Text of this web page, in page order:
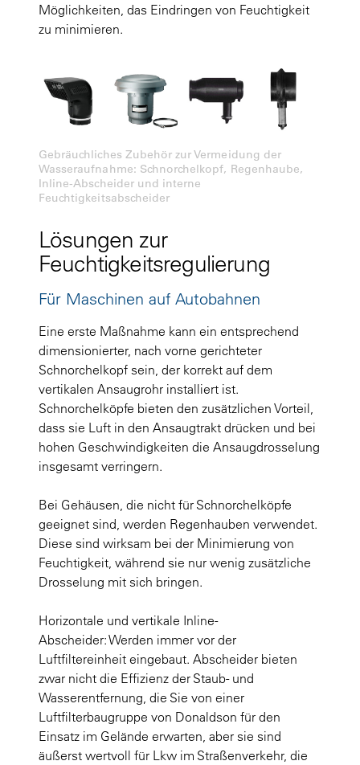
Möglichkeiten, das Eindringen von Feuchtigkeit
zu minimieren.
Gebräuchliches Zubehör zur Vermeidung der
Wasseraufnahme: Schnorchelkopf, Regenhaube,
Inline-Abscheider und interne
Feuchtigkeitsabscheider
Lösungen zur
Feuchtigkeitsregulierung
Für Maschinen auf Autobahnen
Eine erste Maßnahme kann ein entsprechend
dimensionierter, nach vorne gerichteter
Schnorchelkopf sein, der korrekt auf dem
vertikalen Ansaugrohr installiert ist.
Schnorchelköpfe bieten den zusätzlichen Vorteil,
dass sie Luft in den Ansaugtrakt drücken und bei
hohen Geschwindigkeiten die Ansaugdrosselung
insgesamt verringern.
Bei Gehäusen, die nicht für Schnorchelköpfe
geeignet sind, werden Regenhauben verwendet.
Diese sind wirksam bei der Minimierung von
Feuchtigkeit, während sie nur wenig zusätzliche
Drosselung mit sich bringen.
Horizontale und vertikale Inline-
Abscheider: Werden immer vor der
Luftfiltereinheit eingebaut. Abscheider bieten
zwar nicht die Effizienz der Staub- und
Wasserentfernung, die Sie von einer
Luftfilterbaugruppe von Donaldson für den
Einsatz im Gelände erwarten, aber sie sind
äußerst wertvoll für Lkw im Straßenverkehr, die